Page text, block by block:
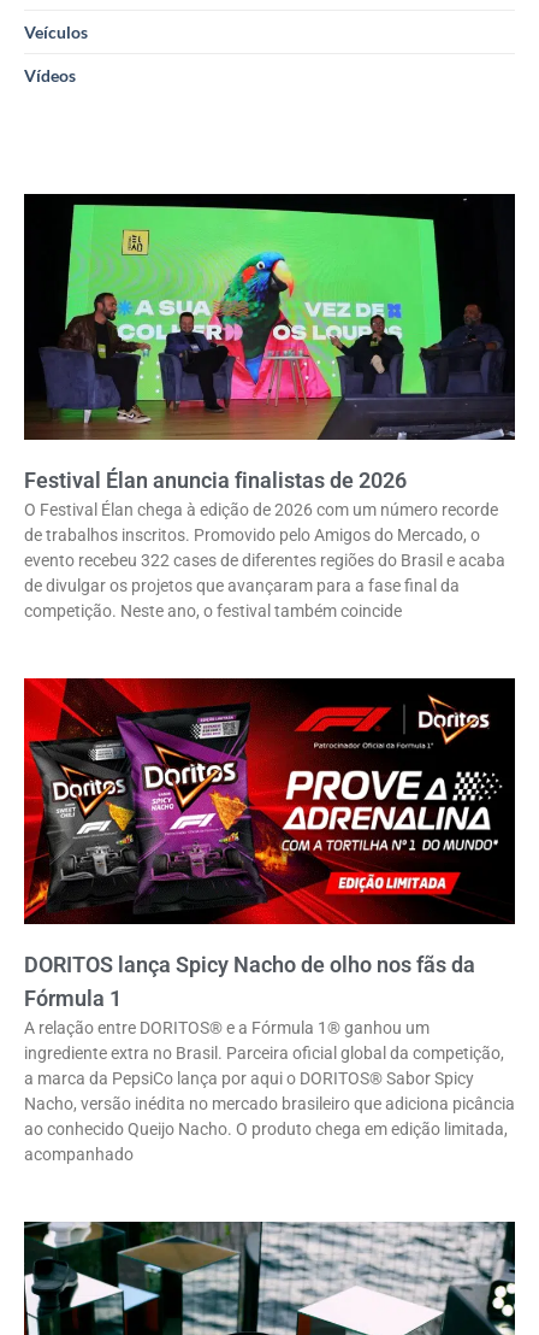
Veículos
Vídeos
Festival Élan anuncia finalistas de 2026
O Festival Élan chega à edição de 2026 com um número recorde
de trabalhos inscritos. Promovido pelo Amigos do Mercado, o
evento recebeu 322 cases de diferentes regiões do Brasil e acaba
de divulgar os projetos que avançaram para a fase final da
competição. Neste ano, o festival também coincide
DORITOS lança Spicy Nacho de olho nos fãs da
Fórmula 1
A relação entre DORITOS® e a Fórmula 1® ganhou um
ingrediente extra no Brasil. Parceira oficial global da competição,
a marca da PepsiCo lança por aqui o DORITOS® Sabor Spicy
Nacho, versão inédita no mercado brasileiro que adiciona picância
ao conhecido Queijo Nacho. O produto chega em edição limitada,
acompanhado